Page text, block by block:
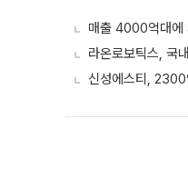
매출 4000억대에
라온로보틱스, 국
신성에스티,